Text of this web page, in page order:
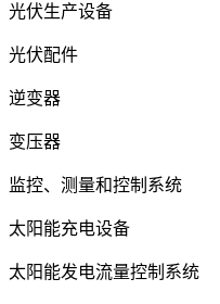
光伏生产设备
光伏配件
逆变器
变压器
监控、测量和控制系统
太阳能充电设备
太阳能发电流量控制系统